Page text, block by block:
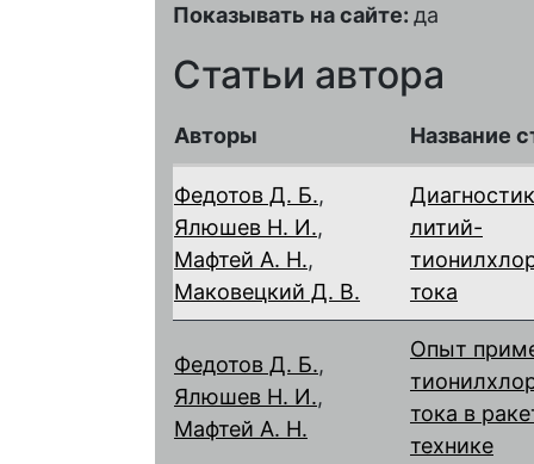
Показывать на сайте: да
Статьи автора
Авторы Название
Федотов Д. Б.,
Ялюшев Н. И.,
Мафтей А. Н.,
Маковецкий Д. В.
литий-
тока
Федотов Д. Б.,
Ялюшев Н. И.,
Мафтей А. Н.
Опыт
тока в
технике